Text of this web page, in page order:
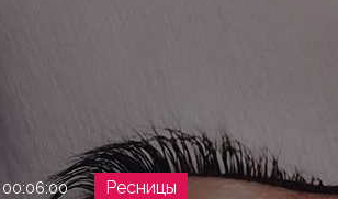
00:06:00 Ресницы